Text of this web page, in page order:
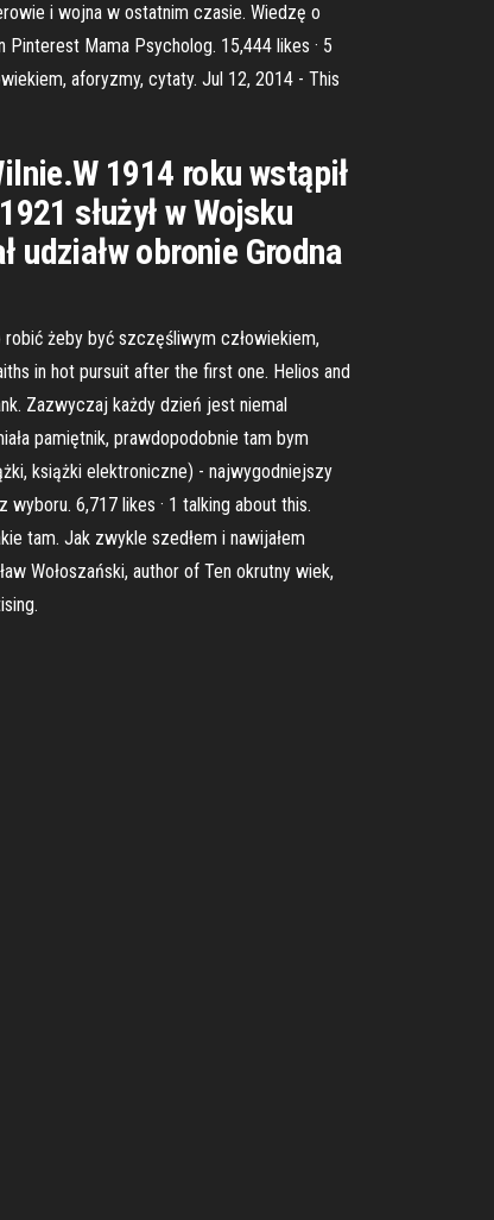
i wojna w ostatnim czasie. Wiedzę o
Mama Psycholog. 15,444 likes · 5
aforyzmy, cytaty. Jul 12, 2014 - This
1914 roku wstąpił
służył w Wojsku
obronie Grodna
żeby być szczęśliwym człowiekiem,
in hot pursuit after the first one. Helios and
Zazwyczaj każdy dzień jest niemal
pamiętnik, prawdopodobnie tam bym
książki elektroniczne) - najwygodniejszy
6,717 likes · 1 talking about this.
tam. Jak zwykle szedłem i nawijałem
Wołoszański, author of Ten okrutny wiek,